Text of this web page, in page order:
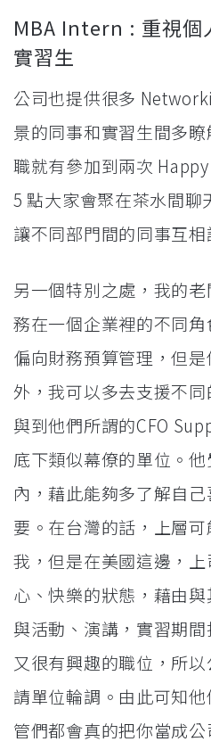
MBA Intern : 重視個
實習生
公司也提供很多
景的同事和實習生間多
職就有參加到兩次
5 點大家會聚在茶水間聊
讓不同部門間的同事互相
另一個特別之處，我的
務在一個企業裡的不同
偏向財務預算管理，但
外，我可以多去支援不
與到他們所謂的CFO
底下類似幕僚的單位。
內，藉此能夠多了解自
要。在台灣的話，上層
我，但是在美國這邊，
心、快樂的狀態，藉由
與活動、演講，實習期
又很有興趣的職位，所
請單位輪調。由此可知
管們都會真的把你當成